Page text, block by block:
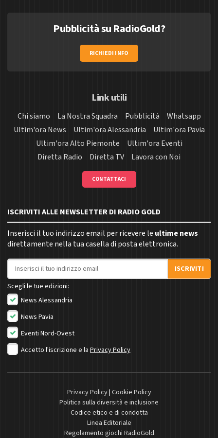
Pubblicità su RadioGold?
RICHIEDI INFO
Link utili
Chi siamo La Nostra Squadra Pubblicità
Whatsapp
Ultim'ora News
Ultim'ora Alessandria
Ultim'ora Pavia
Ultim'ora Alto Piemonte
Ultim'ora Eventi
Diretta Radio
Diretta TV Lavora con Noi
CONTATTACI
ISCRIVITI ALLE NEWSLETTER DI RADIO GOLD
Inserisci il tuo indirizzo email per ricevere le ultime news
direttamente nella tua casella di posta elettronica.
Indirizzo email
ISCRIVITI
Scegli le tue edizioni:
News Alessandria
News Pavia
Eventi Nord-Ovest
Accetto l'iscrizione e la Privacy Policy
Privacy Policy| Cookie Policy
Politica sulla diversità e inclusione
Codice etico e di condotta
Linea Editoriale
Regolamento giochi RadioGold